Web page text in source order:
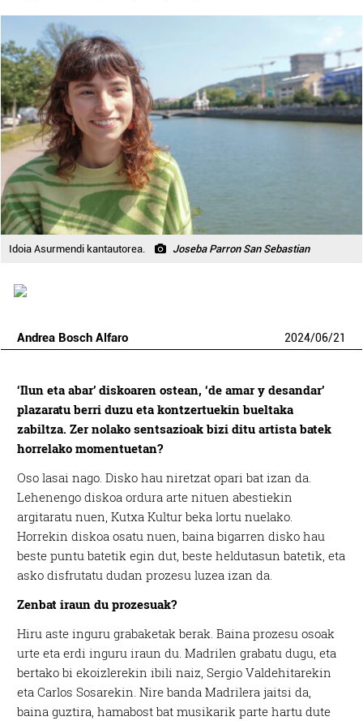
Idoia Asurmendi kantautorea. Joseba Parron San Sebastian
Andrea Bosch Alfaro 2024/06/21
‘Ilun eta abar’ diskoaren ostean, ‘de amar y desandar’
plazaratu berri duzu eta kontzertuekin bueltaka
zabiltza. Zer nolako sentsazioak bizi ditu artista batek
horrelako momentuetan?
Oso lasai nago. Disko hau niretzat opari bat izan da.
Lehenengo diskoa ordura arte nituen abestiekin
argitaratu nuen, Kutxa Kultur beka lortu nuelako.
Horrekin diskoa osatu nuen, baina bigarren disko hau
beste puntu batetik egin dut, beste heldutasun batetik, eta
asko disfrutatu dudan prozesu luzea izan da.
Zenbat iraun du prozesuak?
Hiru aste inguru grabaketak berak. Baina prozesu osoak
urte eta erdi inguru iraun du. Madrilen grabatu dugu, eta
bertako bi ekoizlerekin ibili naiz, Sergio Valdehitarekin
eta Carlos Sosarekin. Nire banda Madrilera jaitsi da,
baina guztira, hamabost bat musikarik parte hartu dute